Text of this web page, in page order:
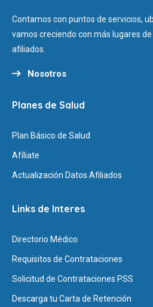
Contamos con puntos de servicios,
vamos creciendo con más lugares
afiliados.
Nosotros
Planes de Salud
Plan Básico de Salud
Afíliate
Actualización Datos Afiliados
Links de Interes
Directorio Médico
Requisitos de Contrataciones
Solicitud de Contrataciones PSS
Descarga tu Carta de Retención